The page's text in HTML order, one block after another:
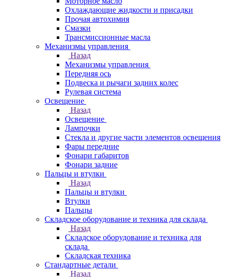
Охлаждающие жидкости и присадки
Прочая автохимия
Смазки
Трансмиссионные масла
Механизмы управления
Назад
Механизмы управления
Передняя ось
Подвеска и рычаги задних колес
Рулевая система
Освещение
Назад
Освещение
Лампочки
Стекла и другие части элементов освещения
Фары передние
Фонари габаритов
Фонари задние
Пальцы и втулки
Назад
Пальцы и втулки
Втулки
Пальцы
Складское оборудование и техника для склада
Назад
Складское оборудование и техника для
склада
Складская техника
Стандартные детали
Назад